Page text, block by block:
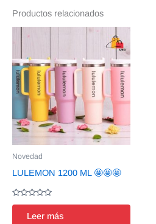
Productos relacionados
Novedad
LULEMON 1200 ML 🤩🤩🤩
Valorado
Leer más